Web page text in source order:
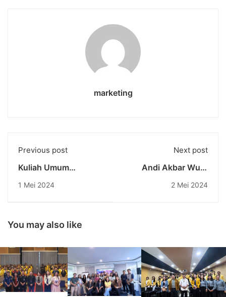
marketing
Previous post
Kuliah Umum
Bersama Gubernur
1 Mei 2024
Next post
Andi Akbar Wury
Raih Prestasi di Ajang
2 Mei 2024
You may also like